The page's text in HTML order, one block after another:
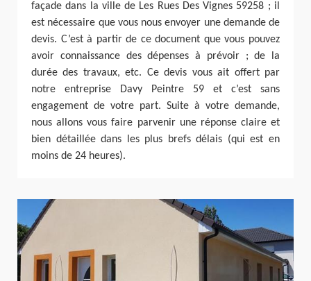
façade dans la ville de Les Rues Des Vignes 59258 ; il
est nécessaire que vous nous envoyer une demande de
devis. C’est à partir de ce document que vous pouvez
avoir connaissance des dépenses à prévoir ; de la
durée des travaux, etc. Ce devis vous ait offert par
notre entreprise Davy Peintre 59 et c’est sans
engagement de votre part. Suite à votre demande,
nous allons vous faire parvenir une réponse claire et
bien détaillée dans les plus brefs délais (qui est en
moins de 24 heures).